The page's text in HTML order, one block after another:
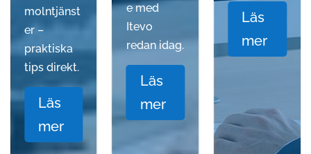
molntjänst
er –
praktiska
tips direkt.
Läs
mer
e med
Itevo
redan idag.
Läs
mer
Läs
mer